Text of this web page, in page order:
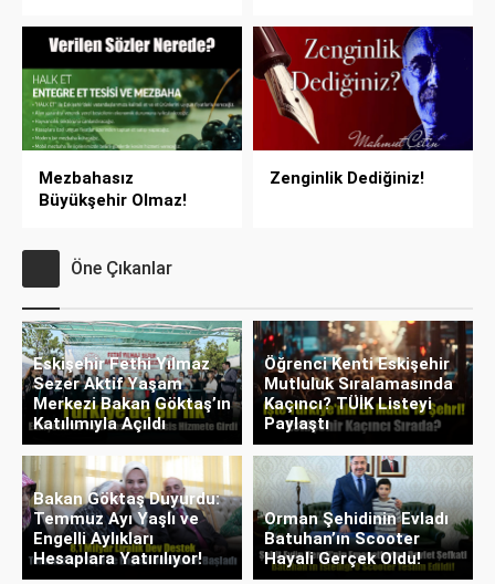
Mezbahasız
Büyükşehir Olmaz!
Zenginlik Dediğiniz!
Öne Çıkanlar
Eskişehir Fethi Yılmaz
Sezer Aktif Yaşam
Merkezi Bakan Göktaş’ın
Katılımıyla Açıldı
Öğrenci Kenti Eskişehir
Mutluluk Sıralamasında
Kaçıncı? TÜİK Listeyi
Paylaştı
Bakan Göktaş Duyurdu:
Temmuz Ayı Yaşlı ve
Engelli Aylıkları
Hesaplara Yatırılıyor!
Orman Şehidinin Evladı
Batuhan’ın Scooter
Hayali Gerçek Oldu!